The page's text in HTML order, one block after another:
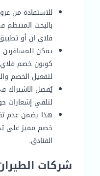
للاستفادة من
بالبحث
فلاي ان أو
يمكن
كوبون خصم فلاي
لتفعيل الخصم
يُفضل الاشتراك
لتلقي إشعارات
هذا يضمن عدم
خصم مميز على
الفنادق.
شركات